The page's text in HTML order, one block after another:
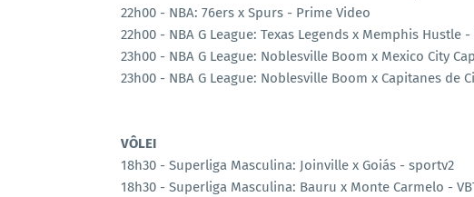
22h00 - NBA: 76ers x Spurs - Prime Video
22h00 - NBA G League: Texas Legends x Memphis Hustle
23h00 - NBA G League: Noblesville Boom x Mexico City
23h00 - NBA G League: Noblesville Boom x Capitanes de
VÔLEI
18h30 - Superliga Masculina: Joinville x Goiás - sportv2
18h30 - Superliga Masculina: Bauru x Monte Carmelo -